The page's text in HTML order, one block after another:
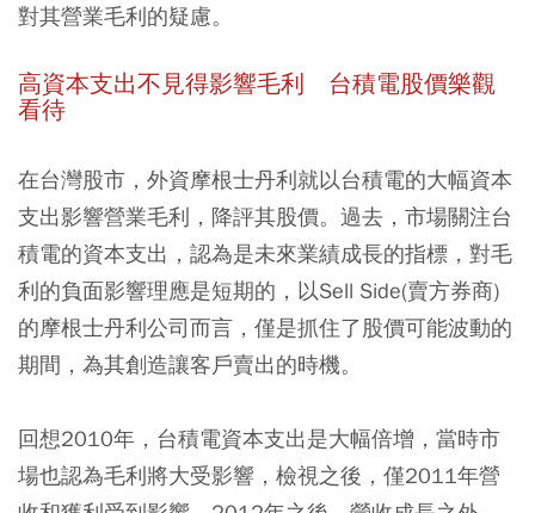
對其營業毛利的疑慮。
高資本支出不見得影響毛利 台積電股價樂觀
看待
在台灣股市，外資摩根士丹利就以台積電的大幅資本
支出影響營業毛利，降評其股價。過去，市場關注台
積電的資本支出，認為是未來業績成長的指標，對毛
利的負面影響理應是短期的，以Sell Side(賣方券商)
的摩根士丹利公司而言，僅是抓住了股價可能波動的
期間，為其創造讓客戶賣出的時機。
回想2010年，台積電資本支出是大幅倍增，當時市
場也認為毛利將大受影響，檢視之後，僅2011年營